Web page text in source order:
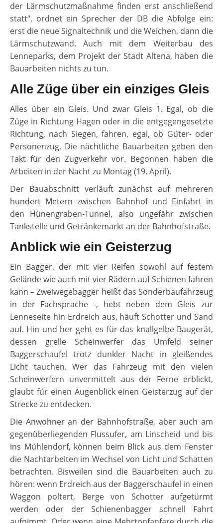
der Lärmschutzmaßnahme finden erst anschließend
statt“, ordnet ein Sprecher der DB die Abfolge ein:
erst die neue Signaltechnik und die Weichen, dann die
Lärmschutzwand. Auch mit dem Weiterbau des
Lenneparks, dem Projekt der Stadt Altena, haben die
Bauarbeiten nichts zu tun.
Alle Züge über ein einziges Gleis
Alles über ein Gleis. Und zwar Gleis 1. Egal, ob die
Züge in Richtung Hagen oder in die entgegengesetzte
Richtung, nach Siegen, fahren, egal, ob Güter- oder
Personenzug. Die nächtliche Bauarbeiten geben den
Takt für den Zugverkehr vor. Begonnen haben die
Arbeiten in der Nacht zu Montag (19. April).
Der Bauabschnitt verläuft zunächst auf mehreren
hundert Metern zwischen Bahnhof und Einfahrt in
den Hünengraben-Tunnel, also ungefähr zwischen
Tankstelle und Getränkemarkt an der Bahnhofstraße.
Anblick wie ein Geisterzug
Ein Bagger, der mit vier Reifen sowohl auf festem
Gelände wie auch mit vier Rädern auf Schienen fahren
kann – Zweiwegebagger heißt das Sonderbaufahrzeug
in der Fachsprache -, hebt neben dem Gleis zur
Lenneseite hin Erdreich aus, häuft Schotter und Sand
auf. Hin und her geht es für das knallgelbe Baugerät,
dessen grelle Scheinwerfer das Umfeld seiner
Baggerschaufel trotz dunkler Nacht in gleißendes
Licht tauchen. Wer das Fahrzeug mit den vielen
Scheinwerfern unvermittelt aus der Ferne erblickt,
glaubt für einen Augenblick einen Geisterzug auf der
Strecke zu entdecken.
Die Anwohner an der Bahnhofstraße, aber auch am
gegenüberliegenden Flussufer, am Linscheid und bis
ins Mühlendorf, können beim Blick aus dem Fenster
die Nachtarbeiten im Wechsel von Licht und Schatten
betrachten. Bisweilen sind die Bauarbeiten auch zu
hören: wenn Erdreich aus der Baggerschaufel in einen
Waggon poltert, Berge von Schotter aufgetürmt
werden oder der Schienenbagger schnell Fahrt